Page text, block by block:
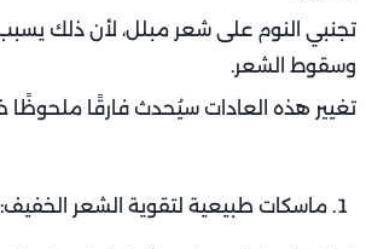
تجنبي النوم على شعر مبلل، لأن ذلك
وسقوط الشعر.
تغيير هذه العادات سيُحدث فارقًا ملحوظًا
ماسكات طبيعية لتقوية الشعر الخفيف: